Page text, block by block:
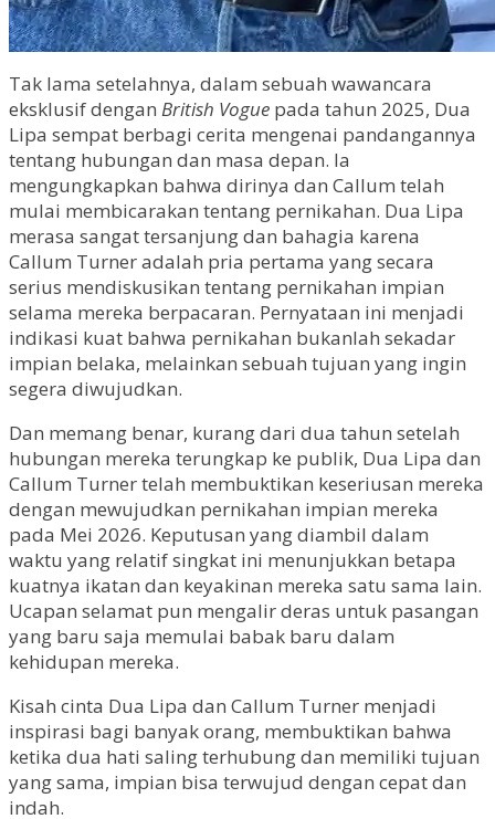
Tak lama setelahnya, dalam sebuah wawancara
eksklusif dengan British Vogue pada tahun 2025, Dua
Lipa sempat berbagi cerita mengenai pandangannya
tentang hubungan dan masa depan. Ia
mengungkapkan bahwa dirinya dan Callum telah
mulai membicarakan tentang pernikahan. Dua Lipa
merasa sangat tersanjung dan bahagia karena
Callum Turner adalah pria pertama yang secara
serius mendiskusikan tentang pernikahan impian
selama mereka berpacaran. Pernyataan ini menjadi
indikasi kuat bahwa pernikahan bukanlah sekadar
impian belaka, melainkan sebuah tujuan yang ingin
segera diwujudkan.
Dan memang benar, kurang dari dua tahun setelah
hubungan mereka terungkap ke publik, Dua Lipa dan
Callum Turner telah membuktikan keseriusan mereka
dengan mewujudkan pernikahan impian mereka
pada Mei 2026. Keputusan yang diambil dalam
waktu yang relatif singkat ini menunjukkan betapa
kuatnya ikatan dan keyakinan mereka satu sama lain.
Ucapan selamat pun mengalir deras untuk pasangan
yang baru saja memulai babak baru dalam
kehidupan mereka.
Kisah cinta Dua Lipa dan Callum Turner menjadi
inspirasi bagi banyak orang, membuktikan bahwa
ketika dua hati saling terhubung dan memiliki tujuan
yang sama, impian bisa terwujud dengan cepat dan
indah.